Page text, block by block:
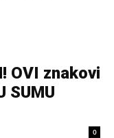
OVI znakovi
SUMU
0